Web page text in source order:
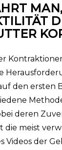
den ersten
deren
die meist
Videos der